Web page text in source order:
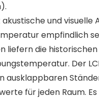
und
empfindlich
die
Der
für jeden Raum.